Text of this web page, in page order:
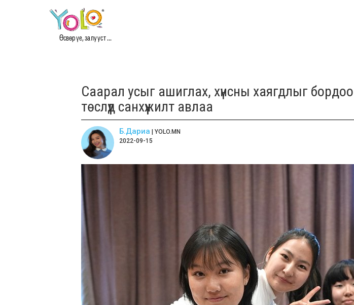
Өсвөр үе, залууст ...
Саарал усыг ашиглах, хүнсны хаягдлыг
төслүүд санхүүжилт авлаа
Б.Дариа | YOLO.MN
2022-09-15